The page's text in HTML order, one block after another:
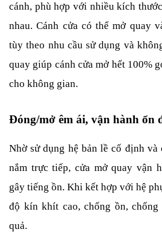
cánh, phù hợp với nhiều kích
nhau. Cánh cửa có thể mở quay
tùy theo nhu cầu sử dụng và
quay giúp cánh cửa mở hết 100%
cho không gian.
Đóng/mở êm ái, vận hành ổn
Nhờ sử dụng hệ bản lề cố định
nắm trực tiếp, cửa mở quay vận
gây tiếng ồn. Khi kết hợp với hệ
độ kín khít cao, chống ồn,
quả.